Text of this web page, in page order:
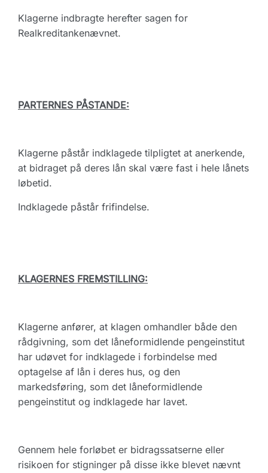
Klagerne indbragte herefter sagen for
Realkreditankenævnet.
PARTERNES PÅSTANDE:
Klagerne påstår indklagede tilpligtet at anerkende,
at bidraget på deres lån skal være fast i hele lånets
løbetid.
Indklagede påstår frifindelse.
KLAGERNES FREMSTILLING:
Klagerne anfører, at klagen omhandler både den
rådgivning, som det låneformidlende pengeinstitut
har udøvet for indklagede i forbindelse med
optagelse af lån i deres hus, og den
markedsføring, som det låneformidlende
pengeinstitut og indklagede har lavet.
Gennem hele forløbet er bidragssatserne eller
risikoen for stigninger på disse ikke blevet nævnt